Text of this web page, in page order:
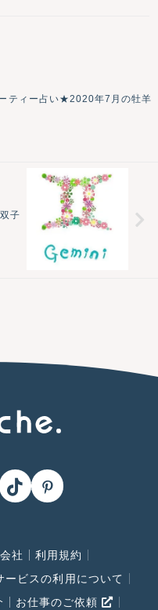
ティー占い★2020年7月の牡羊
子
社
利用規約
ービスの利用について
お仕事のご依頼